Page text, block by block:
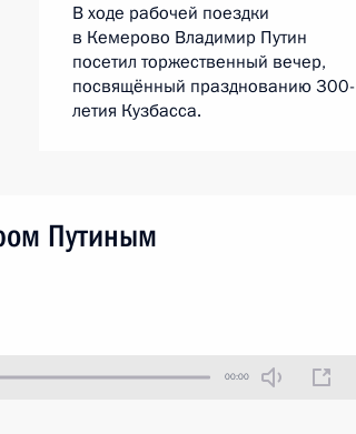
В ходе рабочей поездки
в Кемерово Владимир Путин
посетил торжественный вечер,
посвящённый празднованию 300-
летия Кузбасса.
Путиным
00:00